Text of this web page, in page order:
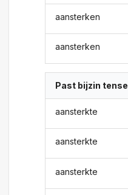
aansterken
aansterken
Past bijzin tense
aansterkte
aansterkte
aansterkte